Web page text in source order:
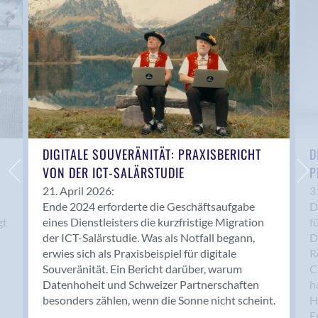
Anwil
Appenzell
Au SG
Baar
Baden
Balsthal
Balzers
Basel
Bassersdorf
Belp
Bendern
Benken (SG)
Bergdietikon
Berlin
Bern
Bern - Liebefeld
DIGITALE SOUVERÄNITÄT: PRAXISBERICHT
VON DER ICT-SALÄRSTUDIE
21. April 2026:
Ende 2024 erforderte die Geschäftsaufgabe
eines Dienstleisters die kurzfristige Migration
der ICT-Salärstudie. Was als Notfall begann,
erwies sich als Praxisbeispiel für digitale
Souveränität. Ein Bericht darüber, warum
Datenhoheit und Schweizer Partnerschaften
besonders zählen, wenn die Sonne nicht scheint.